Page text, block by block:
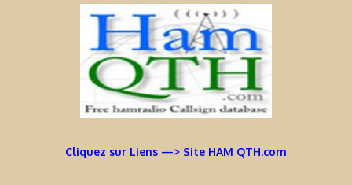
Cliquez sur Liens —> Site HAM QTH.com